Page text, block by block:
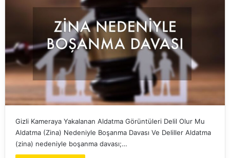
Gizli Kameraya Yakalanan Aldatma Görüntüleri Delil Olur Mu
Aldatma (Zina) Nedeniyle Boşanma Davası Ve Deliller Aldatma
(zina) nedeniyle boşanma davası;…